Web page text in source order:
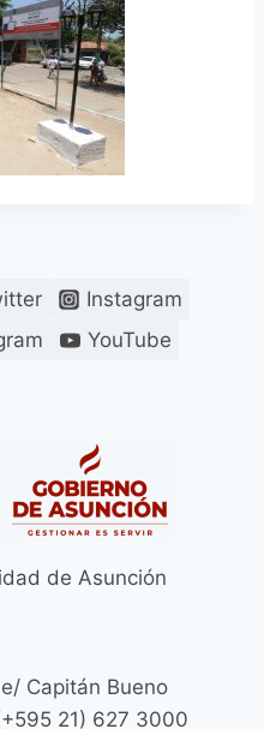
Instagram
YouTube
de Asunción
Capitán Bueno
21) 627 3000